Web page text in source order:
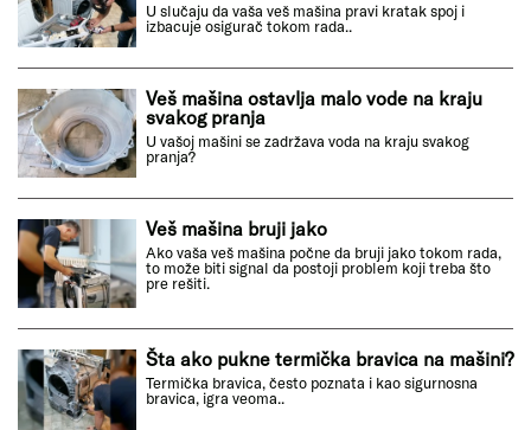
U slučaju da vaša veš mašina pravi kratak spoj i
izbacuje osigurač tokom rada..
Veš mašina ostavlja malo vode na kraju
svakog pranja
U vašoj mašini se zadržava voda na kraju svakog
pranja?
Veš mašina bruji jako
Ako vaša veš mašina počne da bruji jako tokom rada,
to može biti signal da postoji problem koji treba što
pre rešiti.
Šta ako pukne termička bravica na mašini?
Termička bravica, često poznata i kao sigurnosna
bravica, igra veoma..